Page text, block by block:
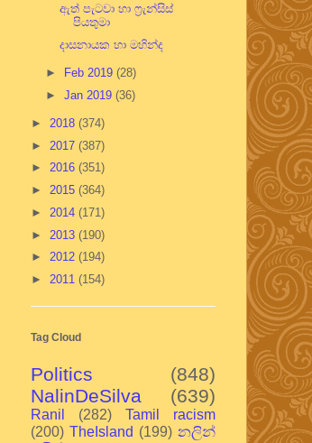
ඇත් පැටවා හා ෆ්‍රැන්සිස්
පියතුමා
දාසනායක හා මහින්ද
► Feb 2019 (28)
► Jan 2019 (36)
► 2018 (374)
► 2017 (387)
► 2016 (351)
► 2015 (364)
► 2014 (171)
► 2013 (190)
► 2012 (194)
► 2011 (154)
Tag Cloud
Politics
(848)
NalinDeSilva
(639)
Ranil (282)
Tamil racism
(200) TheIsland (199) නලින්